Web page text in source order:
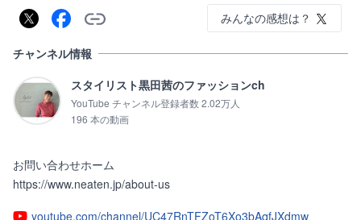
みんなの感想は？
チャンネル情報
スタイリスト黒田茜のファッションch
YouTube チャンネル登録者数 2.02万人
196 本の動画
お問い合わせホーム
https://www.neaten.jp/about-us
youtube.com/channel/UC47RnTFZoT6Xo3bAqfJXdmw